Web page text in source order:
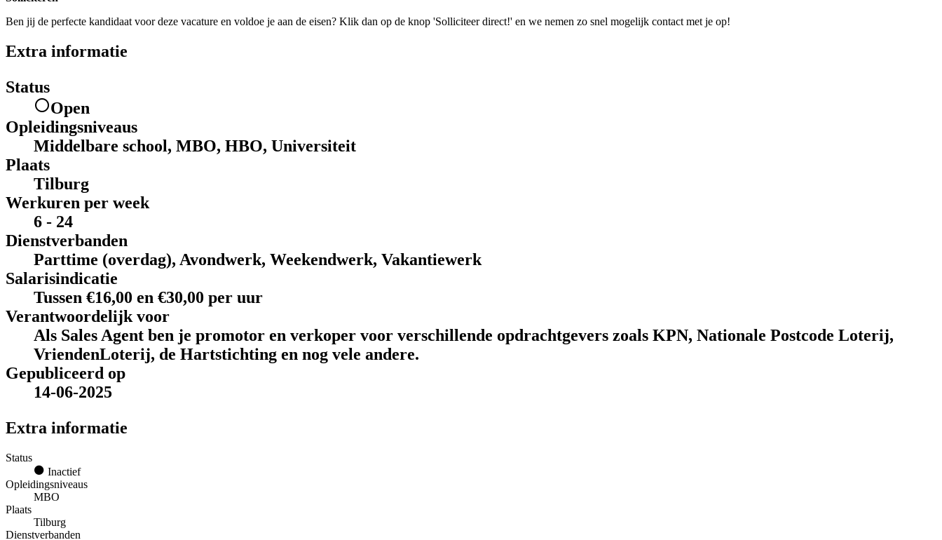
Ben jij de perfecte kandidaat voor deze vacature en voldoe je aan de eisen? Klik dan op de knop 'Solliciteer direct!' en we nemen zo snel mogelijk contact met je op!
Extra informatie
Status
Open
Opleidingsniveaus
Middelbare school, MBO, HBO, Universiteit
Plaats
Tilburg
Werkuren per week
6 - 24
Dienstverbanden
Parttime (overdag), Avondwerk, Weekendwerk, Vakantiewerk
Salarisindicatie
Tussen €16,00 en €30,00 per uur
Verantwoordelijk voor
Als Sales Agent ben je promotor en verkoper voor verschillende opdrachtgevers zoals KPN, Nationale Postcode Loterij,
VriendenLoterij, de Hartstichting en nog vele andere.
Gepubliceerd op
14-06-2025
Extra informatie
Status
Inactief
Opleidingsniveaus
MBO
Plaats
Tilburg
Dienstverbanden